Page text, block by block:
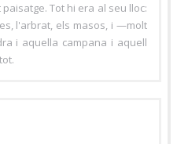
Tot hi era al seu lloc:
l'arbrat, els masos, i —molt
i aquella campana i aquell